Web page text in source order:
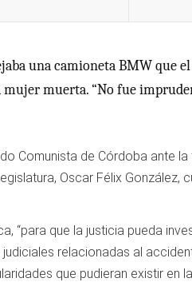
una camioneta BMW que
muerta. “No fue
Comunista de Córdoba ante
Oscar Félix González,
“para que la justicia pueda
relacionadas al
que pudieran existir